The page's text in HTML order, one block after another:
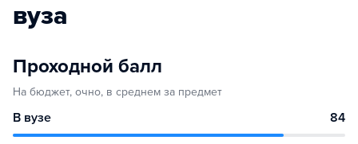
вуза
Проходной балл
На бюджет, очно, в среднем за предмет
В вузе 84